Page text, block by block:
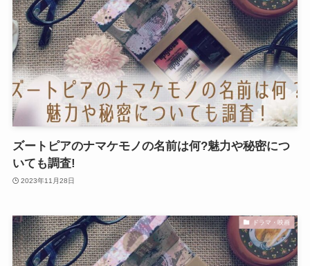
ズートピアのナマケモノの名前は何?魅力や秘密につ
いても調査!
2023年11月28日
ドラマ・映画